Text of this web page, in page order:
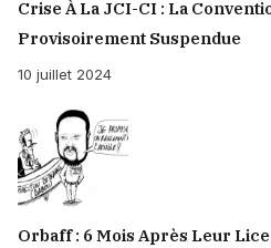
Crise À La JCI-CI : La
Provisoirement Suspendue
10 juillet 2024
Orbaff : 6 Mois Après Leur